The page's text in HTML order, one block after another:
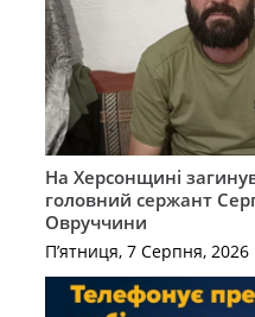
На Херсонщині
головний сержант
Овруччини
П’ятниця, 7 Серпня, 2026